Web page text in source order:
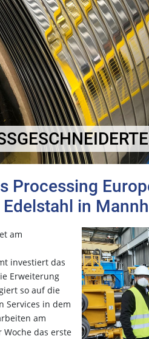
Processing
in
am
investiert das
Erweiterung
so auf die
Services in dem
am
das erste